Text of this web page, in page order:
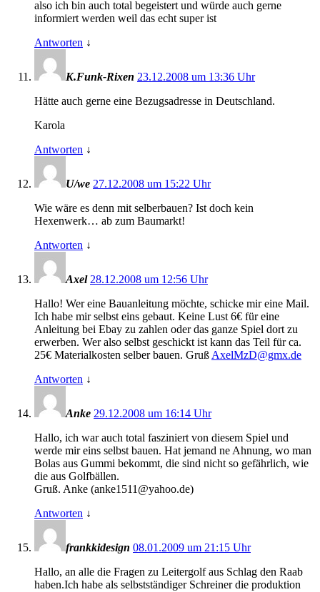
also ich bin auch total begeistert und würde auch gerne
informiert werden weil das echt super ist
Antworten ↓
K.Funk-Rixen 23.12.2008 um 13:36 Uhr
Hätte auch gerne eine Bezugsadresse in Deutschland.
Karola
Antworten ↓
U/we 27.12.2008 um 15:22 Uhr
Wie wäre es denn mit selberbauen? Ist doch kein
Hexenwerk… ab zum Baumarkt!
Antworten ↓
Axel 28.12.2008 um 12:56 Uhr
Hallo! Wer eine Bauanleitung möchte, schicke mir eine Mail.
Ich habe mir selbst eins gebaut. Keine Lust 6€ für eine
Anleitung bei Ebay zu zahlen oder das ganze Spiel dort zu
erwerben. Wer also selbst geschickt ist kann das Teil für ca.
25€ Materialkosten selber bauen. Gruß AxelMzD@gmx.de
Antworten ↓
Anke 29.12.2008 um 16:14 Uhr
Hallo, ich war auch total fasziniert von diesem Spiel und
werde mir eins selbst bauen. Hat jemand ne Ahnung, wo man
Bolas aus Gummi bekommt, die sind nicht so gefährlich, wie
die aus Golfbällen.
Gruß. Anke (anke1511@yahoo.de)
Antworten ↓
frankkidesign 08.01.2009 um 21:15 Uhr
Hallo, an alle die Fragen zu Leitergolf aus Schlag den Raab
haben.Ich habe als selbstständiger Schreiner die produktion